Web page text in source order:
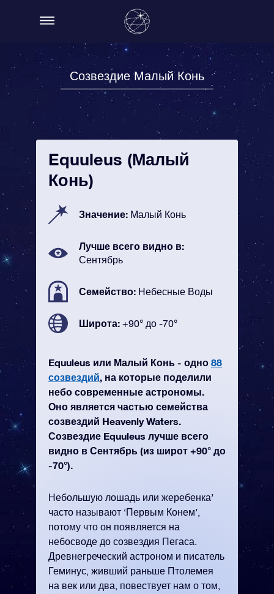
Созвездие Малый Конь
Equuleus (Малый
Конь)
Значение: Малый Конь
Лучше всего видно в:
Сентябрь
Семейство: Небесные Воды
Широта: +90° до -70°
Equuleus или Малый Конь - одно 88
созвездий, на которые поделили
небо современные астрономы.
Оно является частью семейства
созвездий Heavenly Waters.
Созвездие Equuleus лучше всего
видно в Сентябрь (из широт +90° до
-70°).
Небольшую лошадь или жеребенка’
часто называют ‘Первым Конем’,
потому что он появляется на
небосводе до созвездия Пегаса.
Древнегреческий астроном и писатель
Геминус, живший раньше Птолемея
на век или два, повествует нам о том,